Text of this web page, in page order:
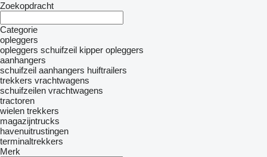
Zoekopdracht
Categorie
opleggers
opleggers schuifzeil kipper opleggers
aanhangers
schuifzeil aanhangers huiftrailers
trekkers vrachtwagens
schuifzeilen vrachtwagens
tractoren
wielen trekkers
magazijntrucks
havenuitrustingen
terminaltrekkers
Merk